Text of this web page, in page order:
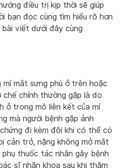
điều trị kịp thời sẽ giúp
bạn đọc cùng tìm hiểu rõ hơn
viết dưới đây cùng
mắt sưng phù ở trên hoặc
chế chính thường gặp là do
ở trong mô liên kết của mí
mà người bệnh gặp ảnh
đi kèm đôi khi có thể có
cản trở, nặng không mở mắt
thuốc tác nhân gây bệnh
sĩ nhãn khoa sau khi thăm